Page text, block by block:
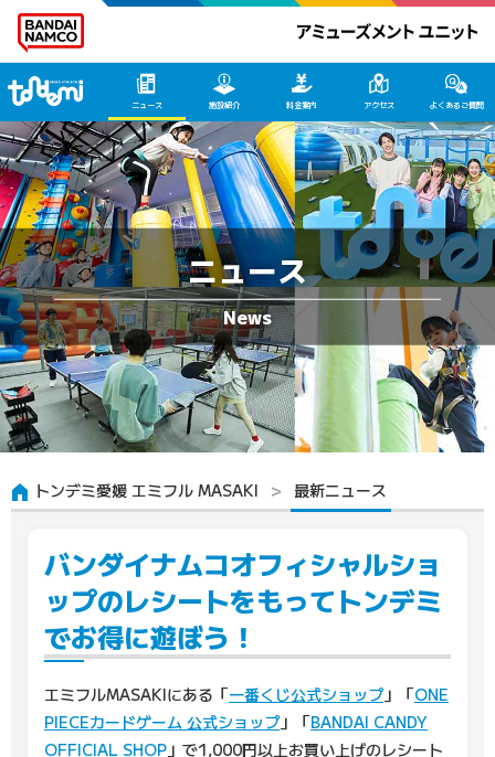
ニュース 施設紹介 料金案内 アクセス よくあるご質問
ニュース
トンデミ愛媛 エミフル MASAKI 最新ニュース
バンダイナムコオフィシャルショ
ップのレシートをもってトンデミ
でお得に遊ぼう！
エミフルMASAKIにある「一番くじ公式ショップ 」「ONE
PIECEカードゲーム 公式ショップ 」「BANDAI CANDY
OFFICIAL SHOP 」で1,000円以上お買い上げのレシート